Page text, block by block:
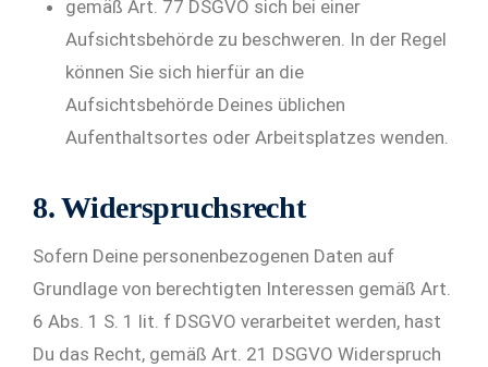
gemäß Art. 77 DSGVO sich bei einer
Aufsichtsbehörde zu beschweren. In der Regel
können Sie sich hierfür an die
Aufsichtsbehörde Deines üblichen
Aufenthaltsortes oder Arbeitsplatzes wenden.
8. Widerspruchsrecht
Sofern Deine personenbezogenen Daten auf
Grundlage von berechtigten Interessen gemäß Art.
6 Abs. 1 S. 1 lit. f DSGVO verarbeitet werden, hast
Du das Recht, gemäß Art. 21 DSGVO Widerspruch